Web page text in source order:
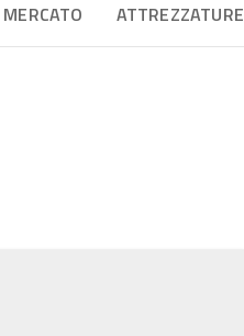
MERCATO ATTREZZATURE